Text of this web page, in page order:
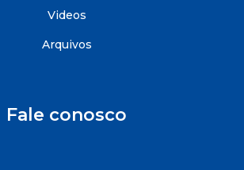
Videos
Arquivos
Fale conosco